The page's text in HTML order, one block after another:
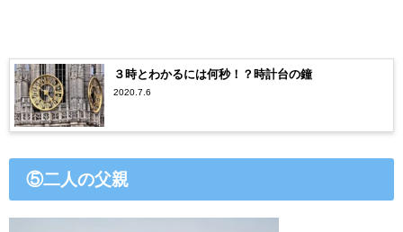
３時とわかるには何秒！？時計台の鐘
2020.7.6
⑤二人の父親